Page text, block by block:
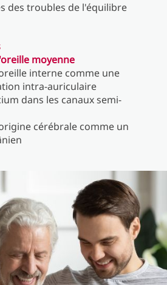
des troubles de l'équilibre
moyenne
interne comme une
intra-auriculaire
dans les canaux semi-
cérébrale comme un